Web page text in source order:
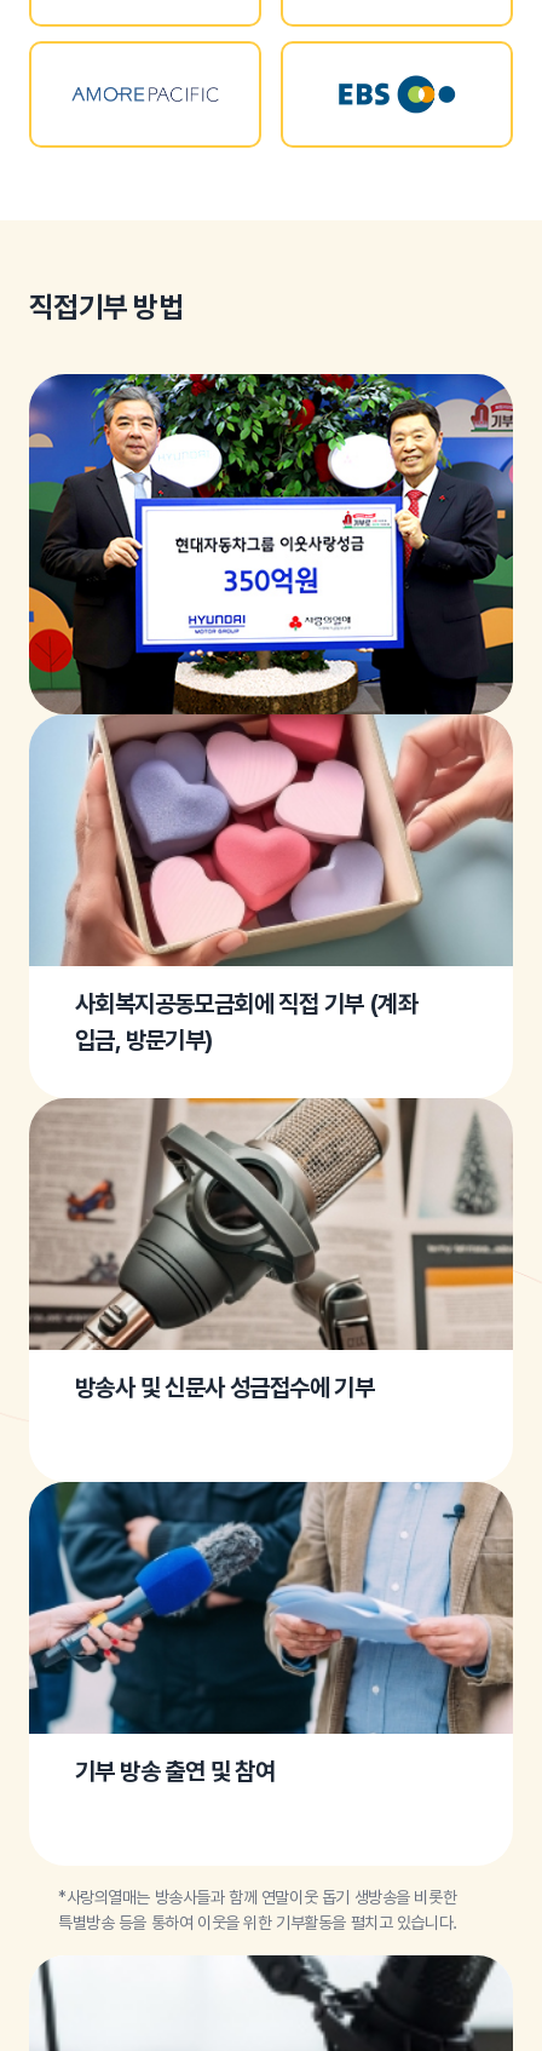
직접기부 방법
사회복지공동모금회에 직접 기부 (계좌
입금, 방문기부)
방송사 및 신문사 성금접수에 기부
기부 방송 출연 및 참여
*사랑의열매는 방송사들과 함께 연말이웃 돕기 생방송을 비롯한
특별방송 등을 통하여 이웃을 위한 기부활동을 펼치고 있습니다.